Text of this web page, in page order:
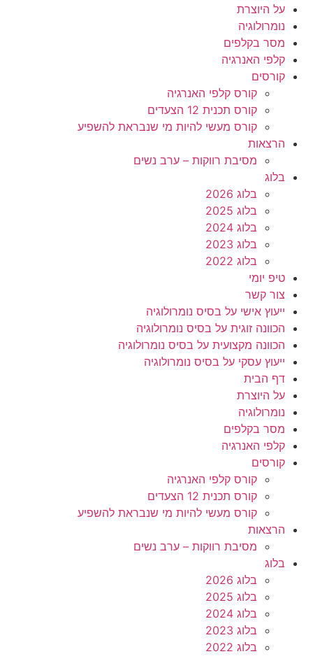
על היוצרת
נומרולוגיה
מסר בקלפים
קלפי האנרגיה
קורסים
קורס קלפי האנרגיה
קורס תכנית 12 הצעדים
קורס מעשי להיות מי שנבראת להשפיע
הרצאות
מסיבת רווקות – ערב נשים
בלוג
בלוג 2026
בלוג 2025
בלוג 2024
בלוג 2023
בלוג 2022
טיפ יומי
צור קשר
ייעוץ אישי על בסיס נומרולוגיה
הכוונה זוגית על בסיס נומרולוגיה
הכוונה מקצועית על בסיס נומרולוגיה
ייעוץ עסקי על בסיס נומרולוגיה
דף הבית
על היוצרת
נומרולוגיה
מסר בקלפים
קלפי האנרגיה
קורסים
קורס קלפי האנרגיה
קורס תכנית 12 הצעדים
קורס מעשי להיות מי שנבראת להשפיע
הרצאות
מסיבת רווקות – ערב נשים
בלוג
בלוג 2026
בלוג 2025
בלוג 2024
בלוג 2023
בלוג 2022